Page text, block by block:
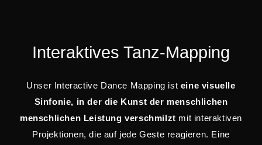
Interaktives Tanz-Mapping
Unser Interactive Dance Mapping ist eine visuelle
Sinfonie, in der die Kunst der menschlichen
menschlichen Leistung verschmilzt mit interaktiven
Projektionen, die auf jede Geste reagieren. Eine